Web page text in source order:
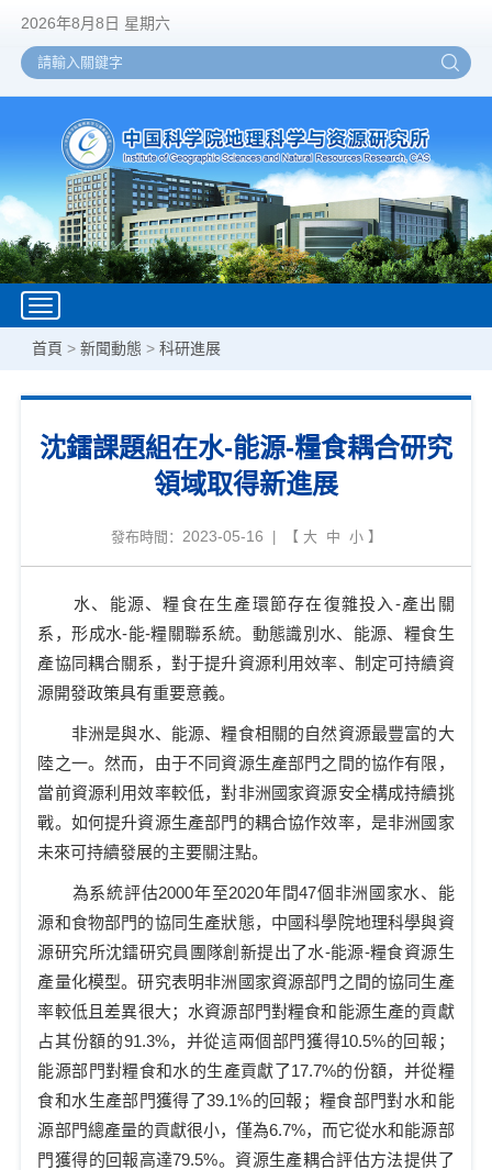
2026年8月8日 星期六
Toggle
navigation
首頁 >新聞動態 >科研進展
沈鐳課題組在水-能源-糧食耦合研究
領域取得新進展
發布時間： 2023-05-16 | 【 大 中 小】
水、能源、糧食在生產環節存在復雜投入 -產出關
系，形成水-能-糧關聯系統。動態識別水、能源、糧食生
產協同耦合關系，對于提升資源利用效率、制定可持續資
源開發政策具有重要意義。
非洲是與水、能源、糧食相關的自然資源最豐富的大
陸之一。然而，由于不同資源生產部門之間的協作有限，
當前資源利用效率較低，對非洲國家資源安全構成持續挑
戰。如何提升資源生產部門 的耦合協作效率，是非洲國家
未來可持續發展的主要關注點。
為系統評估2000年至2020年間47個非洲國家水、能
源和食物部門的協同生產狀態，中國科學院地理科學與資
源研究所沈鐳研究員團隊創新提出了水-能源-糧食資源生
產量化模型。研究表明非洲國家資源部門之間的協同生產
率較低且差異很大；水資源部門對糧食和能源生產的貢獻
占其份額的91.3%，并從這兩個部門獲得10.5%的回報；
能源部門對糧食和水的生產貢獻了17.7%的份額，并從糧
食和水生產部門獲得了39.1%的回報；糧食部門對水和能
源部門總產量的貢獻很小，僅為6.7%，而它從水和能源部
門獲得的回報高達79.5%。資源生產耦合評估方法提供了